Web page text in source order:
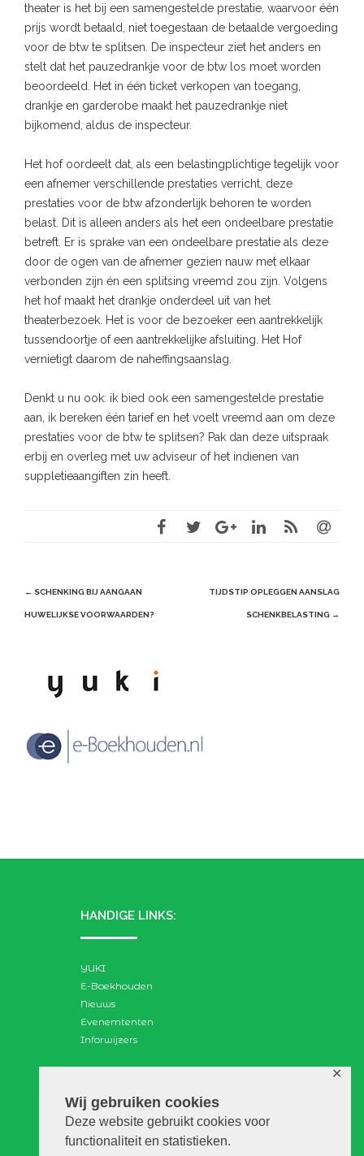
Wij gebruiken cookies
Deze website gebruikt cookies voor
functionaliteit en statistieken.
✕
theater is het bij een samengestelde prestatie, waarvoor één
prijs wordt betaald, niet toegestaan de betaalde vergoeding
voor de btw te splitsen. De inspecteur ziet het anders en
stelt dat het pauzedrankje voor de btw los moet worden
beoordeeld. Het in één ticket verkopen van toegang,
drankje en garderobe maakt het pauzedrankje niet
bijkomend, aldus de inspecteur.
Het hof oordeelt dat, als een belastingplichtige tegelijk voor
een afnemer verschillende prestaties verricht, deze
prestaties voor de btw afzonderlijk behoren te worden
belast. Dit is alleen anders als het een ondeelbare prestatie
betreft. Er is sprake van een ondeelbare prestatie als deze
door de ogen van de afnemer gezien nauw met elkaar
verbonden zijn én een splitsing vreemd zou zijn. Volgens
het hof maakt het drankje onderdeel uit van het
theaterbezoek. Het is voor de bezoeker een aantrekkelijk
tussendoortje of een aantrekkelijke afsluiting. Het Hof
vernietigt daarom de naheffingsaanslag.
Denkt u nu ook: ik bied ook een samengestelde prestatie
aan, ik bereken één tarief en het voelt vreemd aan om deze
prestaties voor de btw te splitsen? Pak dan deze uitspraak
erbij en overleg met uw adviseur of het indienen van
suppletieaangiften zin heeft.
Post
navigation
← SCHENKING BIJ AANGAAN
HUWELIJKSE VOORWAARDEN?
TIJDSTIP OPLEGGEN AANSLAG
SCHENKBELASTING →
HANDIGE LINKS:
YUKI
E-Boekhouden
Nieuws
Evenemtenten
Inforwijzers